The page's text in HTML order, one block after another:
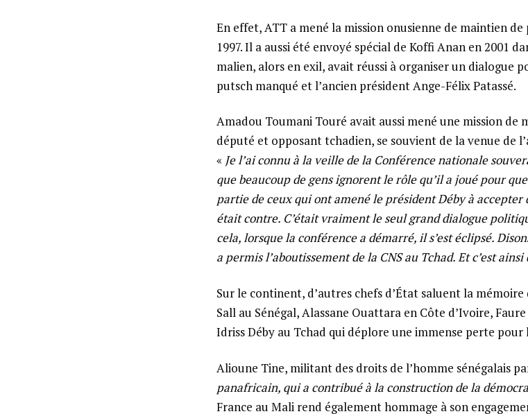
En effet, ATT a mené la mission onusienne de maintien
1997. Il a aussi été envoyé spécial de Koffi Anan en 2001
malien, alors en exil, avait réussi à organiser un dialogue
putsch manqué et l’ancien président Ange-Félix Patassé.
Amadou Toumani Touré avait aussi mené une mission de
député et opposant tchadien, se souvient de la venue de
« Je l’ai connu à la veille de la Conférence nationale
que beaucoup de gens ignorent le rôle qu’il a joué pour
partie de ceux qui ont amené le président Déby à accepter
était contre. C’était vraiment le seul grand dialogue
cela, lorsque la conférence a démarré, il s’est éclipsé.
a permis l’aboutissement de la CNS au Tchad. Et c’est
Sur le continent, d’autres chefs d’État saluent la
Sall au Sénégal, Alassane Ouattara en Côte d’Ivoire,
Idriss Déby au Tchad qui déplore une immense perte pour
Alioune Tine, militant des droits de l’homme sénégalais
panafricain, qui a contribué à la construction de la
France au Mali rend également hommage à son